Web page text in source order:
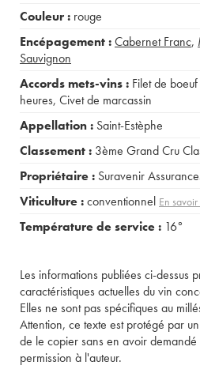
Couleur : rouge
Encépagement :Cabernet Franc,
Sauvignon
Accords mets-vins : Filet de
heures, Civet de marcassin
Appellation : Saint-Estèphe
Classement : 3ème Grand Cru
Propriétaire : Suravenir
Viticulture :conventionnel En savoir
Température de service : 16°
Les informations publiées ci-dessus
caractéristiques actuelles du vin
Elles ne sont pas spécifiques au
Attention, ce texte est protégé par
de le copier sans en avoir
permission à l'auteur.